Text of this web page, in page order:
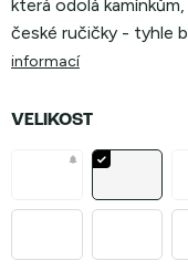
která odolá
české ručičky - tyhle
informací
VELIKOST